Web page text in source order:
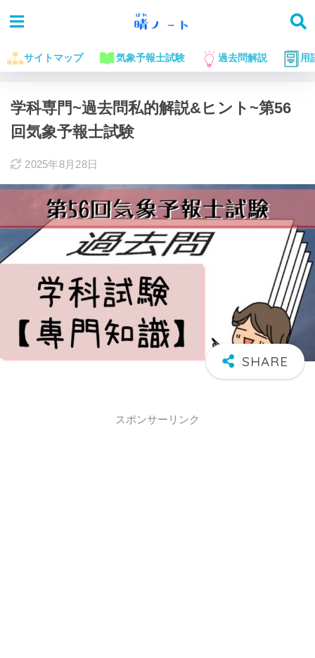
サイトマップ 気象予報士試験 過去問解説 用
ホーム 気象予報士試験に役立つお話 過去問解説
学科専門~過去問私的解説&ヒント~第56
回気象予報士試験
2025年8月28日
スポンサーリンク